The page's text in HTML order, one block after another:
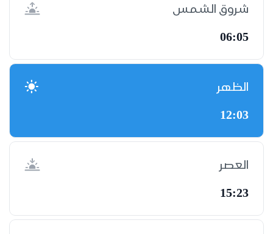
شروق الشمس
06:05
الظهر
12:03
العصر
15:23